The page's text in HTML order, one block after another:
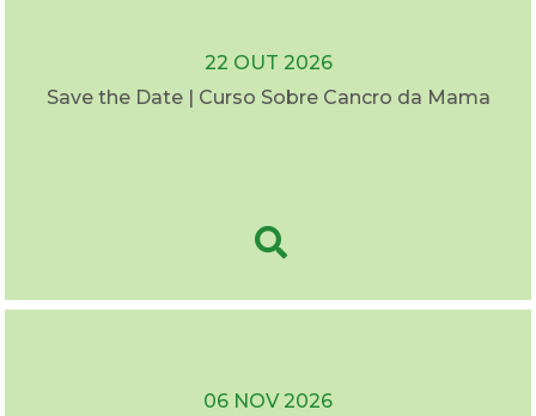
22 OUT 2026
Save the Date | Curso Sobre Cancro da Mama
06 NOV 2026